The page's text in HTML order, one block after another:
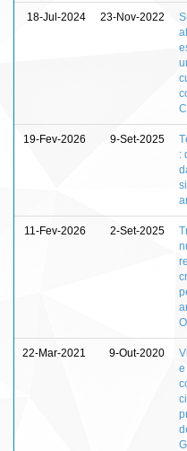
18-Jul-2024 23-Nov-2022
19-Fev-2026 9-Set-2025
:
11-Fev-2026 2-Set-2025
22-Mar-2021 9-Out-2020
e